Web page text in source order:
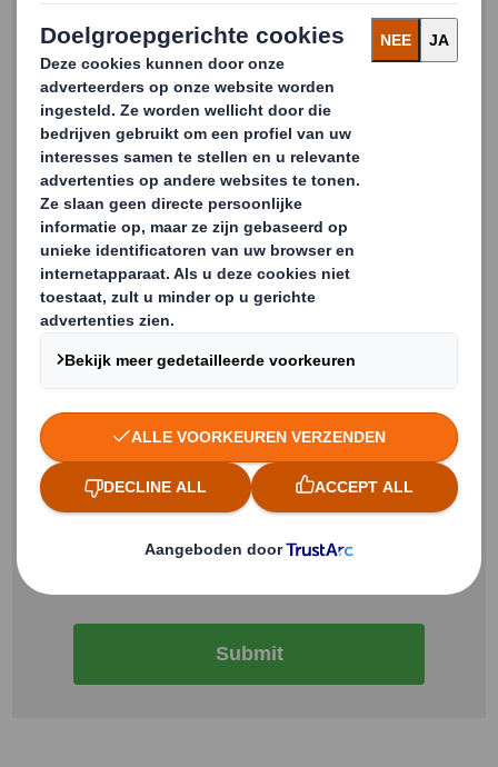
Telefoon
Bedrijfsnaam
Land
Ja, ik ga akkoord datDS Smith contact met mij
marketingcommunicatie op elk moment intrekken
via de afmeldlink in de e-mail berichten.Voor meer
informatie over hoe DS Smith uw gegevens
Privacy Policy .
Submit